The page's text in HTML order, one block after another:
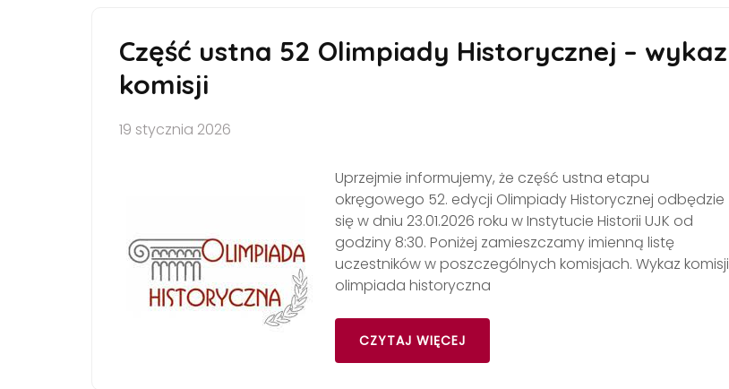
Część ustna 52 Olimpiady Historycznej – wykaz
komisji
19 stycznia 2026
Uprzejmie informujemy, że część ustna etapu
okręgowego 52. edycji Olimpiady Historycznej odbędzie
się w dniu 23.01.2026 roku w Instytucie Historii UJK od
godziny 8:30. Poniżej zamieszczamy imienną listę
uczestników w poszczególnych komisjach. Wykaz komisji
olimpiada historyczna
CZYTAJ WIĘCEJ